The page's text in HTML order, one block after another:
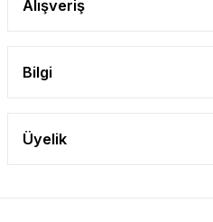
Alışveriş
Bilgi
Üyelik